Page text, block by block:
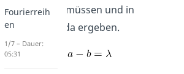
konstant sein müssen und in
Summe Lambda ergeben.
Fourierreih
en
1/7 – Dauer:
05:31